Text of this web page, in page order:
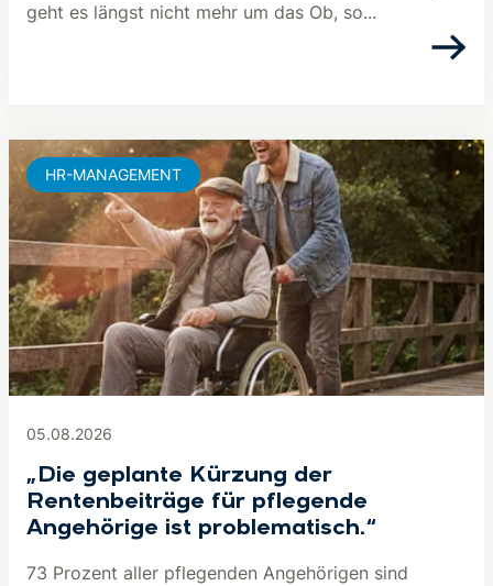
geht es längst nicht mehr um das Ob, so...
05.08.2026
„Die geplante Kürzung der
Rentenbeiträge für pflegende
Angehörige ist problematisch.“
73 Prozent aller pflegenden Angehörigen sind
HR-MANAGEMENT